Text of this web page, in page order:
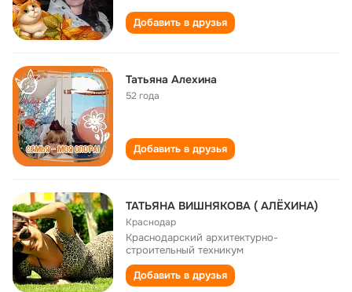
Добавить в друзья
Татьяна Алехина
52 года
Добавить в друзья
ТАТЬЯНА ВИШНЯКОВА ( АЛЁХИНА)
Краснодар
Краснодарский архитектурно-
строительный техникум
Добавить в друзья